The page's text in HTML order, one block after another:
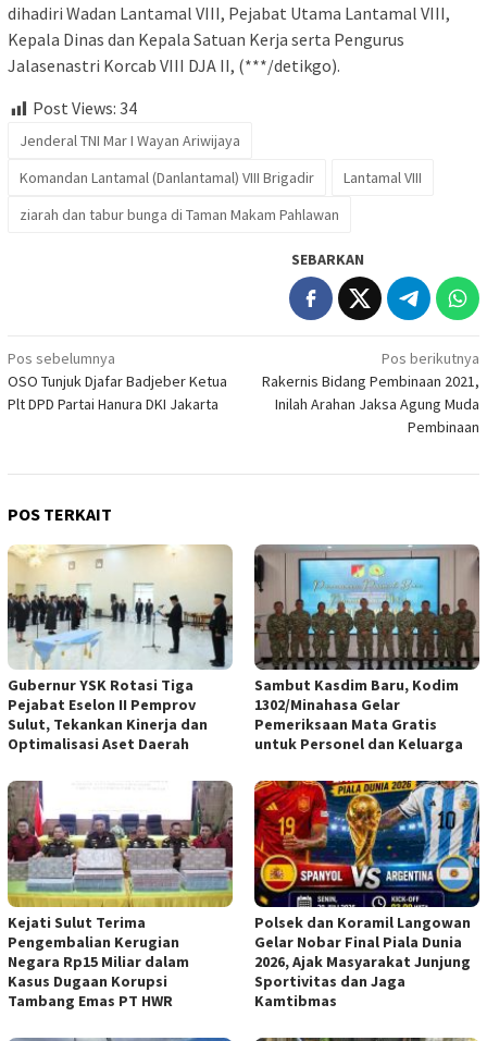
dihadiri Wadan Lantamal VIII, Pejabat Utama Lantamal VIII,
Kepala Dinas dan Kepala Satuan Kerja serta Pengurus
Jalasenastri Korcab VIII DJA II, (***/detikgo).
Post Views: 34
Jenderal TNI Mar I Wayan Ariwijaya
Komandan Lantamal (Danlantamal) VIII Brigadir
Lantamal VIII
ziarah dan tabur bunga di Taman Makam Pahlawan
SEBARKAN
Navigasi
pos
Pos sebelumnya
OSO Tunjuk Djafar Badjeber Ketua
Plt DPD Partai Hanura DKI Jakarta
Pos berikutnya
Rakernis Bidang Pembinaan 2021,
Inilah Arahan Jaksa Agung Muda
Pembinaan
POS TERKAIT
Gubernur YSK Rotasi Tiga
Pejabat Eselon II Pemprov
Sulut, Tekankan Kinerja dan
Optimalisasi Aset Daerah
Sambut Kasdim Baru, Kodim
1302/Minahasa Gelar
Pemeriksaan Mata Gratis
untuk Personel dan Keluarga
Kejati Sulut Terima
Pengembalian Kerugian
Negara Rp15 Miliar dalam
Kasus Dugaan Korupsi
Tambang Emas PT HWR
Polsek dan Koramil Langowan
Gelar Nobar Final Piala Dunia
2026, Ajak Masyarakat Junjung
Sportivitas dan Jaga
Kamtibmas